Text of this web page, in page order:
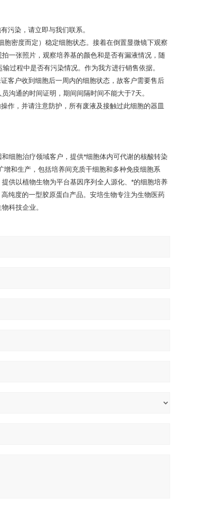
污染，请立即与我们联系。
密度而定）稳定细胞状态。接着在倒置显微镜下观察
一张照片，观察培养基的颜色和是否有漏液情况，随
过程中是否有污染情况。作为我方进行销售依据。
客户收到细胞后一周内的细胞状态，故客户需要售后
沟通的时间证明，期间间隔时间不能大于7天。
作，并请注意防护，所有废液及接触过此细胞的器皿
细胞治疗领域客户，提供*细胞体内可代谢的核酸转染
和生产，包括培养间充质干细胞和多种免疫细胞系
供以植物生物为平台基因序列全人源化、*的细胞培养
纯度的一型胶原蛋白产品。安培生物专注为生物医药
科技企业。